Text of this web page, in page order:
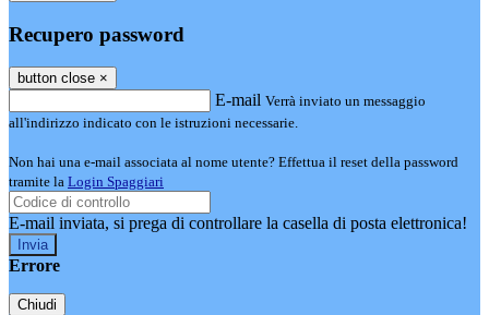
Recupero password
button close ×
E-mail Verrà inviato un messaggio
all'indirizzo indicato con le istruzioni necessarie.
Non hai una e-mail associata al nome utente? Effettua il reset della password
tramite la Login Spaggiari
E-mail inviata, si prega di controllare la casella di posta elettronica!
Errore
Chiudi